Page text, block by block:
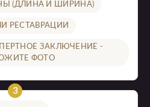
(ДЛИНА И ШИРИНА)
РЕСТАВРАЦИИ
ЗАКЛЮЧЕНИЕ -
ФОТО